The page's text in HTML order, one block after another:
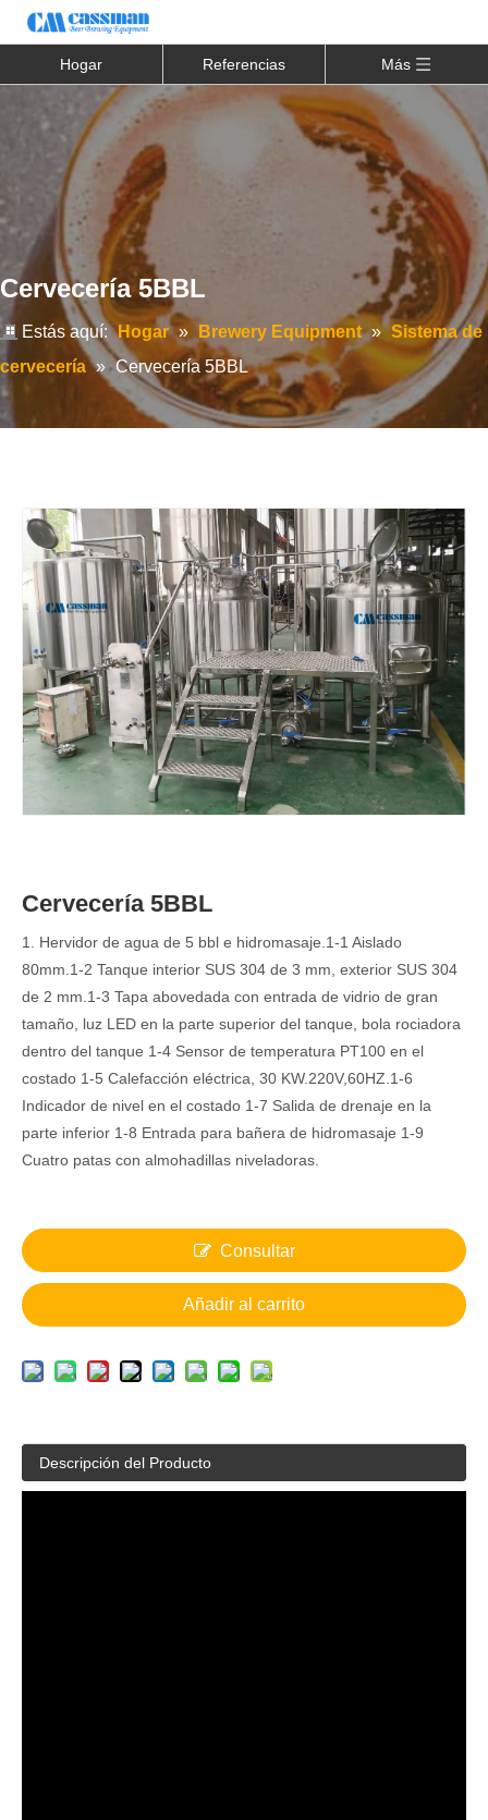
Hogar Referencias Más
Cervecería 5BBL
Estás aquí: Hogar » Brewery Equipment » Sistema de
cervecería » Cervecería 5BBL
Cervecería 5BBL
1. Hervidor de agua de 5 bbl e hidromasaje.1-1 Aislado
80mm.1-2 Tanque interior SUS 304 de 3 mm, exterior SUS 304
de 2 mm.1-3 Tapa abovedada con entrada de vidrio de gran
tamaño, luz LED en la parte superior del tanque, bola rociadora
dentro del tanque 1-4 Sensor de temperatura PT100 en el
costado 1-5 Calefacción eléctrica, 30 KW.220V,60HZ.1-6
Indicador de nivel en el costado 1-7 Salida de drenaje en la
parte inferior 1-8 Entrada para bañera de hidromasaje 1-9
Cuatro patas con almohadillas niveladoras.
Consultar
Añadir al carrito
Descripción del Producto